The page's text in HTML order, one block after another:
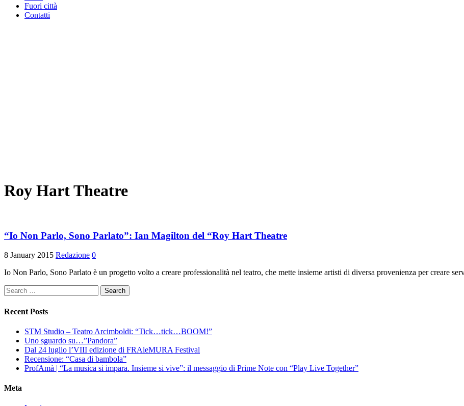
Fuori città
Contatti
Roy Hart Theatre
“Io Non Parlo, Sono Parlato”: Ian Magilton del “Roy Hart Theatre
8 January 2015 Redazione 0
Io Non Parlo, Sono Parlato è un progetto volto a creare professionalità nel teatro, che mette insieme artisti di diversa provenienza per creare
Search
for:
Recent Posts
STM Studio – Teatro Arcimboldi: “Tick…tick…BOOM!”
Uno sguardo su…”Pandora”
Dal 24 luglio l’VIII edizione di FRAleMURA Festival
Recensione: “Casa di bambola”
ProfAmà | “La musica si impara. Insieme si vive”: il messaggio di Prime Note con “Play Live Together”
Meta